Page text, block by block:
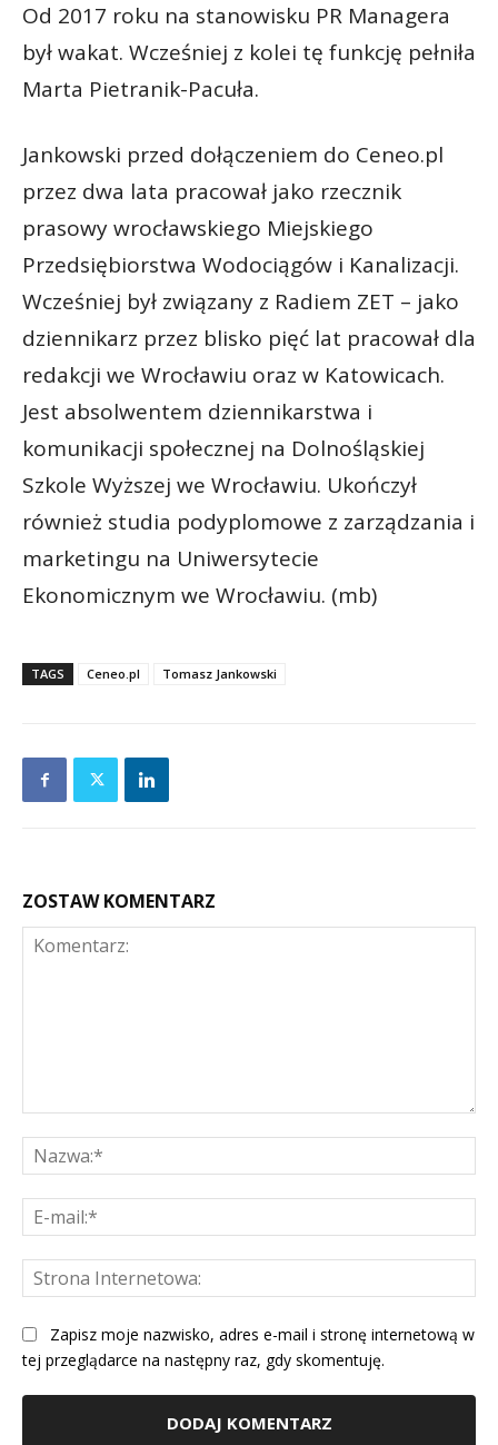
Od 2017 roku na stanowisku PR Managera
był wakat. Wcześniej z kolei tę funkcję pełniła
Marta Pietranik-Pacuła.
Jankowski przed dołączeniem do Ceneo.pl
przez dwa lata pracował jako rzecznik
prasowy wrocławskiego Miejskiego
Przedsiębiorstwa Wodociągów i Kanalizacji.
Wcześniej był związany z Radiem ZET – jako
dziennikarz przez blisko pięć lat pracował dla
redakcji we Wrocławiu oraz w Katowicach.
Jest absolwentem dziennikarstwa i
komunikacji społecznej na Dolnośląskiej
Szkole Wyższej we Wrocławiu. Ukończył
również studia podyplomowe z zarządzania i
marketingu na Uniwersytecie
Ekonomicznym we Wrocławiu. (mb)
TAGS Ceneo.pl Tomasz Jankowski
ZOSTAW KOMENTARZ
Zapisz moje nazwisko, adres e-mail i stronę internetową w
tej przeglądarce na następny raz, gdy skomentuję.